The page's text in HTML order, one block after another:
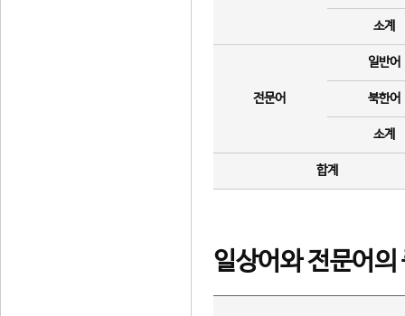
소계
전문어
일반어
북한어
소계
합계
일상어와 전문어의